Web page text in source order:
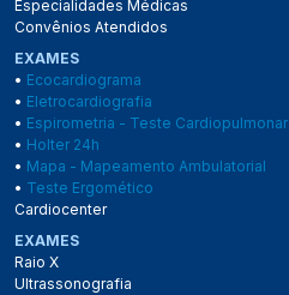
Especialidades Médicas
Convênios Atendidos
EXAMES
• Ecocardiograma
• Eletrocardiografia
• Espirometria - Teste Cardiopulmonar
• Holter 24h
• Mapa - Mapeamento Ambulatorial
• Teste Ergomético
Cardiocenter
EXAMES
Raio X
Ultrassonografia